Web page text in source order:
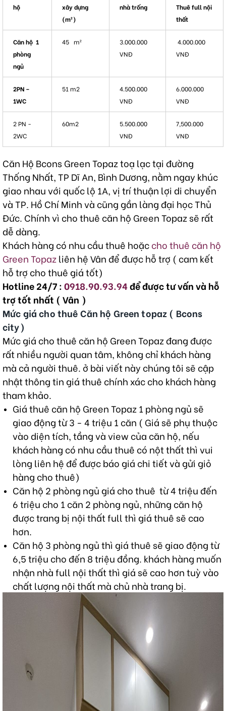
hộ
xây dựng
(m²)
nhà trống
Thuê full nội
thất
Căn hộ 1
phòng
ngủ
45 m²
3.000.000
VNĐ
4.000.000
VNĐ
2PN –
1WC
51 m2
4.500.000
VNĐ
6.000.000
VNĐ
2 PN -
2WC
60m2
5.500.000
VNĐ
7,500.000
VNĐ
Căn Hộ Bcons Green Topaz toạ lạc tại đường
Thống Nhất, TP Dĩ An, Bình Dương, nằm ngay khúc
giao nhau với quốc lộ 1A, vị trí thuận lợi di chuyển
và TP. Hồ Chí Minh và cũng gần làng đại học Thủ
Đức. Chính vì cho thuê căn hộ Green Topaz sẽ rất
dễ dàng.
Khách hàng có nhu cầu thuê hoặccho thuê căn hộ
Green Topazliên hệ Vân để được hỗ trợ ( cam kết
hỗ trợ cho thuê giá tốt)
Hotline 24/7 :0918.90.93.94để được tư vấn và hỗ
trợ tốt nhất ( Vân )
Mức giá cho thuê Căn hộ Green topaz ( Bcons
city)
Mức giá cho thuê căn hộ Green Topaz đang được
rất nhiều người quan tâm, không chỉ khách hàng
mà cả người thuê. ở bài viết này chúng tôi sẽ cập
nhật thông tin giá thuê chính xác cho khách hàng
tham khảo.
Giá thuê căn hộ Green Topaz 1 phòng ngủ sẽ
giao động từ 3 - 4 triệu 1 căn ( Giá sẽ phụ thuộc
vào diện tích, tầng và view của căn hộ, nếu
khách hàng có nhu cầu thuê có nột thất thì vui
lòng liên hệ để được báo giá chi tiết và gửi giỏ
hàng cho thuê)
Căn hộ 2 phòng ngủ giá cho thuê từ 4 triệu đến
6 triệu cho 1 căn 2 phòng ngủ, những căn hộ
được trang bị nội thất full thì giá thuê sẽ cao
hơn.
Căn hộ 3 phòng ngủ thì giá thuê sẽ giao động từ
6,5 triệu cho đến 8 triệu đồng. khách hàng muốn
nhận nhà full nội thất thì giá sẽ cao hơn tuỳ vào
chất lượng nội thất mà chủ nhà trang bị.